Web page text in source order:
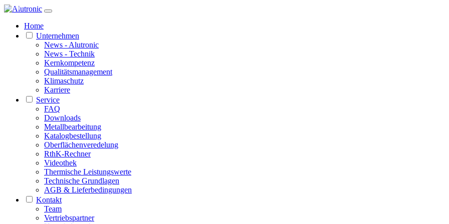
Home
Unternehmen
News - Alutronic
News - Technik
Kernkompetenz
Qualitätsmanagement
Klimaschutz
Karriere
Service
FAQ
Downloads
Metallbearbeitung
Katalogbestellung
Oberflächenveredelung
RthK-Rechner
Videothek
Thermische Leistungswerte
Technische Grundlagen
AGB & Lieferbedingungen
Kontakt
Team
Vertriebspartner
1 / 1